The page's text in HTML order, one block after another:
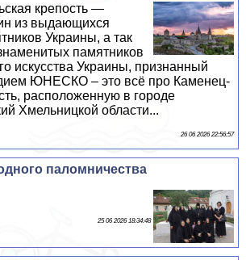
крепость —
из выдающихся
Украины, а так
памятников
искусства Украины, признанный
ЮНЕСКО – это всё про Каменец-
расположенную в городе
Хмельницкой области...
26 06 2026 22:56:57
паломничества
25 06 2026 18:34:48